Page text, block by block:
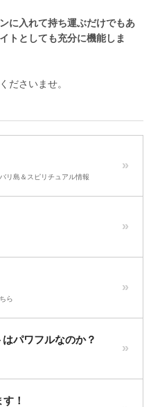
に入れて持ち運ぶだけでもあ
トとしても充分に機能しま
ださいませ。
リ島＆スピリチュアル情報
ら
パワフルなのか？
！